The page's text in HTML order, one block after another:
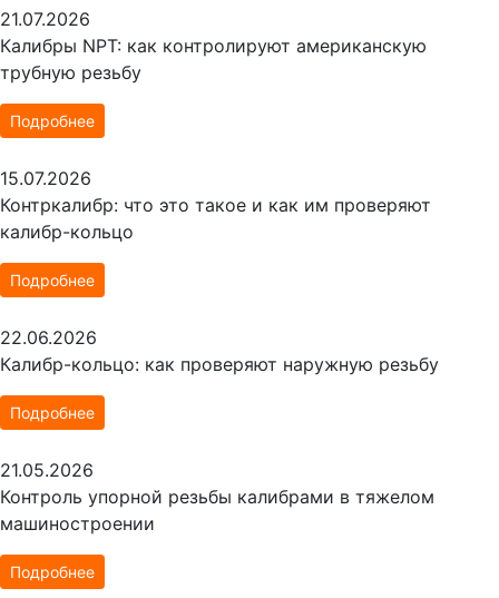
21.07.2026
Калибры NPT: как контролируют американскую
трубную резьбу
Подробнее
15.07.2026
Контркалибр: что это такое и как им проверяют
калибр-кольцо
Подробнее
22.06.2026
Калибр-кольцо: как проверяют наружную резьбу
Подробнее
21.05.2026
Контроль упорной резьбы калибрами в тяжелом
машиностроении
Подробнее